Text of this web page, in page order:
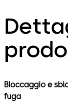
Bloccaggio e
fuga